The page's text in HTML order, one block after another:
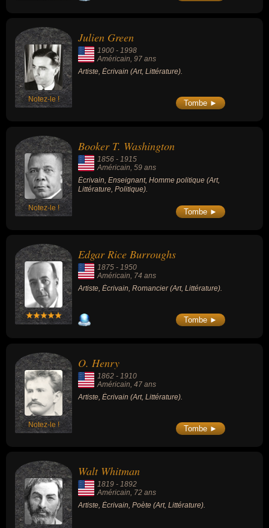
Notez-le !
Julien Green
1900 - 1998
Américain, 97 ans
Artiste, Écrivain (Art, Littérature).
Tombe ►
Notez-le !
Booker T. Washington
1856 - 1915
Américain , 59 ans
Écrivain, Enseignant, Homme politique (Art,
Littérature, Politique).
Tombe ►
Edgar Rice Burroughs
1875 - 1950
Américain, 74 ans
Artiste, Écrivain, Romancier (Art, Littérature).
Tombe ►
Notez-le !
O. Henry
1862 - 1910
Américain , 47 ans
Artiste, Écrivain (Art, Littérature).
Tombe ►
Walt Whitman
1819 - 1892
Américain, 72 ans
Artiste, Écrivain, Poète (Art, Littérature).